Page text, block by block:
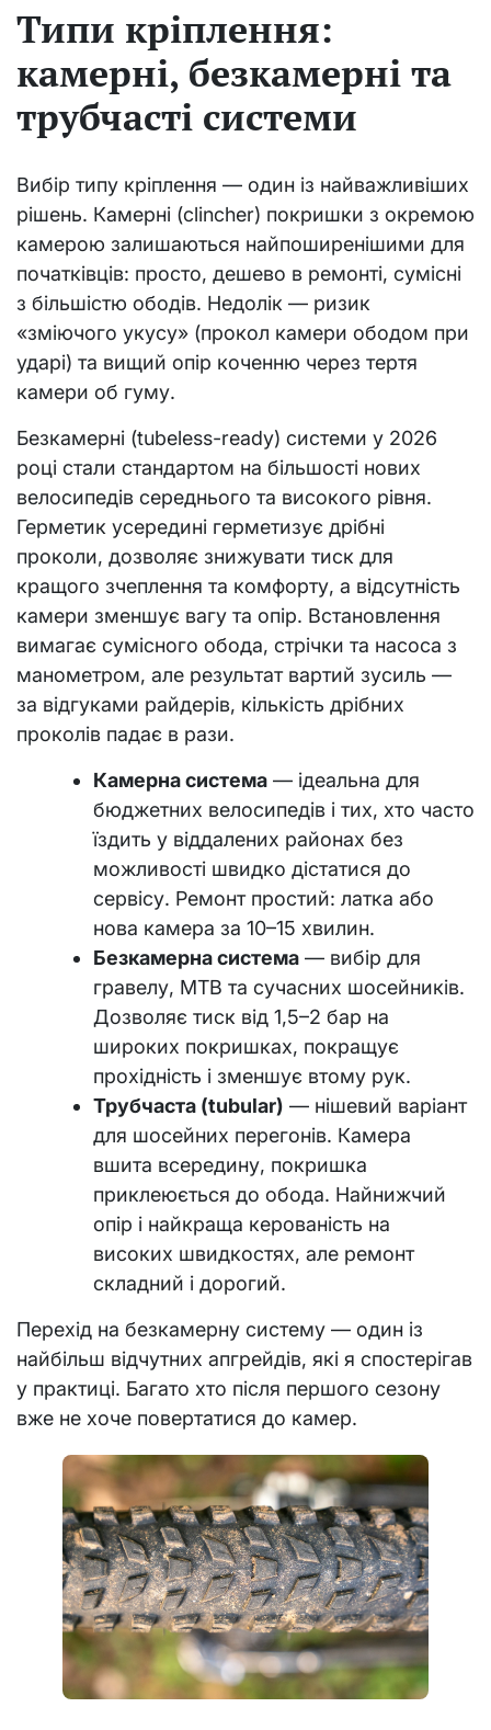
Типи кріплення:
камерні, безкамерні та
трубчасті системи
Вибір типу кріплення — один із найважливіших
рішень. Камерні (clincher) покришки з окремою
камерою залишаються найпоширенішими для
початківців: просто, дешево в ремонті, сумісні
з більшістю ободів. Недолік — ризик
«зміючого укусу» (прокол камери ободом при
ударі) та вищий опір коченню через тертя
камери об гуму.
Безкамерні (tubeless-ready) системи у 2026
році стали стандартом на більшості нових
велосипедів середнього та високого рівня.
Герметик усередині герметизує дрібні
проколи, дозволяє знижувати тиск для
кращого зчеплення та комфорту, а відсутність
камери зменшує вагу та опір. Встановлення
вимагає сумісного обода, стрічки та насоса з
манометром, але результат вартий зусиль —
за відгуками райдерів, кількість дрібних
проколів падає в рази.
Камерна система — ідеальна для
бюджетних велосипедів і тих, хто часто
їздить у віддалених районах без
можливості швидко дістатися до
сервісу. Ремонт простий: латка або
нова камера за 10–15 хвилин.
Безкамерна система — вибір для
гравелу, MTB та сучасних шосейників.
Дозволяє тиск від 1,5–2 бар на
широких покришках, покращує
прохідність і зменшує втому рук.
Трубчаста (tubular) — нішевий варіант
для шосейних перегонів. Камера
вшита всередину, покришка
приклеюється до обода. Найнижчий
опір і найкраща керованість на
високих швидкостях, але ремонт
складний і дорогий.
Перехід на безкамерну систему — один із
найбільш відчутних апгрейдів, які я спостерігав
у практиці. Багато хто після першого сезону
вже не хоче повертатися до камер.